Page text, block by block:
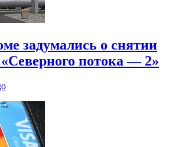
задумались о снятии
потока — 2»